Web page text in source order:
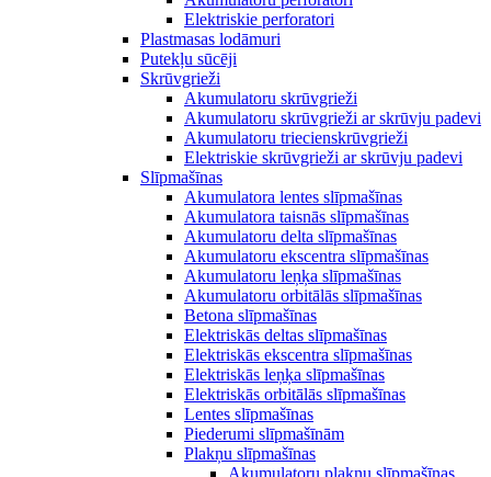
Elektriskie perforatori
Plastmasas lodāmuri
Putekļu sūcēji
Skrūvgrieži
Akumulatoru skrūvgrieži
Akumulatoru skrūvgrieži ar skrūvju padevi
Akumulatoru triecienskrūvgrieži
Elektriskie skrūvgrieži ar skrūvju padevi
Slīpmašīnas
Akumulatora lentes slīpmašīnas
Akumulatora taisnās slīpmašīnas
Akumulatoru delta slīpmašīnas
Akumulatoru ekscentra slīpmašīnas
Akumulatoru leņķa slīpmašīnas
Akumulatoru orbitālās slīpmašīnas
Betona slīpmašīnas
Elektriskās deltas slīpmašīnas
Elektriskās ekscentra slīpmašīnas
Elektriskās leņķa slīpmašīnas
Elektriskās orbitālās slīpmašīnas
Lentes slīpmašīnas
Piederumi slīpmašīnām
Plakņu slīpmašīnas
Akumulatoru plakņu slīpmašīnas